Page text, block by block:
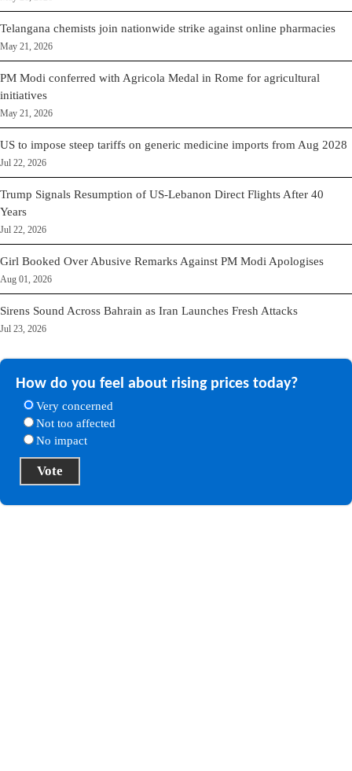
Telangana chemists join nationwide strike against online pharmacies
May 21, 2026
PM Modi conferred with Agricola Medal in Rome for agricultural
initiatives
May 21, 2026
US to impose steep tariffs on generic medicine imports from Aug 2028
Jul 22, 2026
Trump Signals Resumption of US-Lebanon Direct Flights After 40
Years
Jul 22, 2026
Girl Booked Over Abusive Remarks Against PM Modi Apologises
Aug 01, 2026
Sirens Sound Across Bahrain as Iran Launches Fresh Attacks
Jul 23, 2026
How do you feel about rising prices today?
Very concerned
Not too affected
No impact